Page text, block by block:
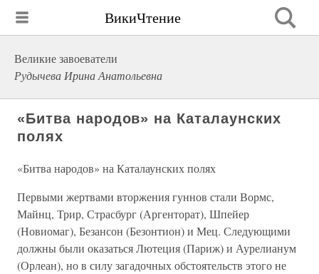
ВикиЧтение
Великие завоеватели
Рудычева Ирина Анатольевна
«Битва народов» на Каталаунских
полях
«Битва народов» на Каталаунских полях
Первыми жертвами вторжения гуннов стали Вормс,
Майнц, Трир, Страсбург (Аргенторат), Шпейер
(Новиомаг), Безансон (Безонтион) и Мец. Следующими
должны были оказаться Лютеция (Париж) и Аурелианум
(Орлеан), но в силу загадочных обстоятельств этого не